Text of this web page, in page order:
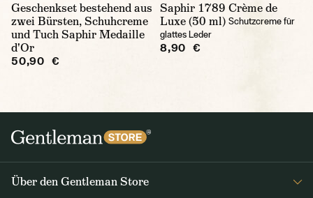
Geschenkset bestehend aus
zwei Bürsten, Schuhcreme
und Tuch Saphir Medaille
d'Or
50,90 €
Saphir 1789 Crème de
Luxe (50 ml) Schutzcreme für
glattes Leder
8,90 €
Über den Gentleman Store